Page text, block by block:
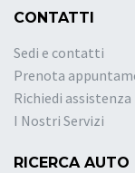
CONTATTI
Sedi e contatti
Prenota
Richiedi assistenza
I Nostri Servizi
RICERCA